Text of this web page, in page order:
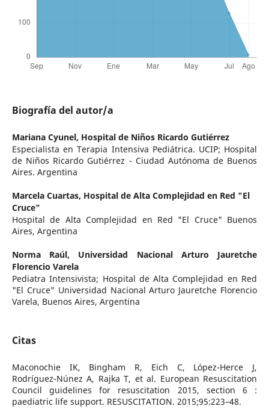
Biografía del autor/a
Mariana Cyunel, Hospital de Niños Ricardo Gutiérrez
Especialista en Terapia Intensiva Pediátrica. UCIP; Hospital
de Niños Ricardo Gutiérrez - Ciudad Autónoma de Buenos
Aires. Argentina
Marcela Cuartas, Hospital de Alta Complejidad en Red "El
Cruce"
Hospital de Alta Complejidad en Red "El Cruce" Buenos
Aires, Argentina
Norma Raúl, Universidad Nacional Arturo Jauretche
Florencio Varela
Pediatra Intensivista; Hospital de Alta Complejidad en Red
"El Cruce" Universidad Nacional Arturo Jauretche Florencio
Varela, Buenos Aires, Argentina
Citas
Maconochie IK, Bingham R, Eich C, López-Herce J,
Rodríguez-Núnez A, Rajka T, et al. European Resuscitation
Council guidelines for resuscitation 2015, section 6 :
paediatric life support. RESUSCITATION. 2015;95:223–48.